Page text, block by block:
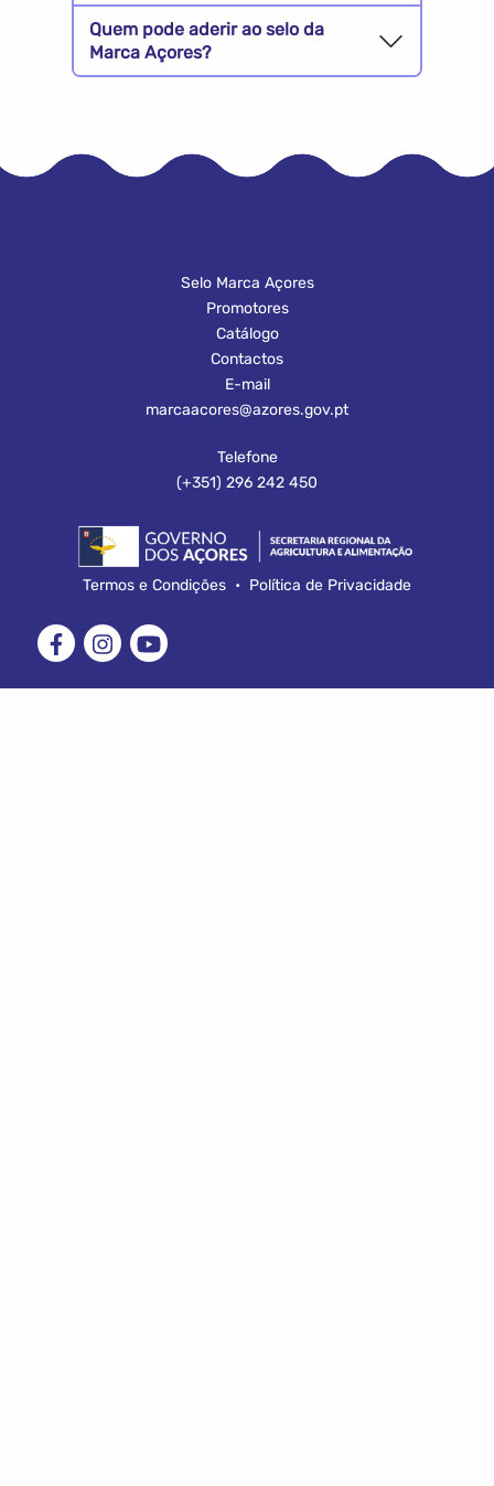
Quem pode aderir ao selo da
Marca Açores?
Selo Marca Açores
Promotores
Catálogo
Contactos
E-mail
marcaacores@azores.gov.pt
Telefone
(+351) 296 242 450
Termos e Condições • Política de Privacidade